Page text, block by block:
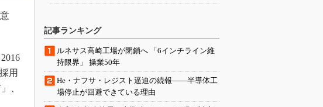
用
、
記事ランキング
ルネサス高崎工場が閉鎖へ 「6インチライン維
持限界」 操業50年
He・ナフサ・レジスト逼迫の続報――半導体工
場停止が回避できている理由